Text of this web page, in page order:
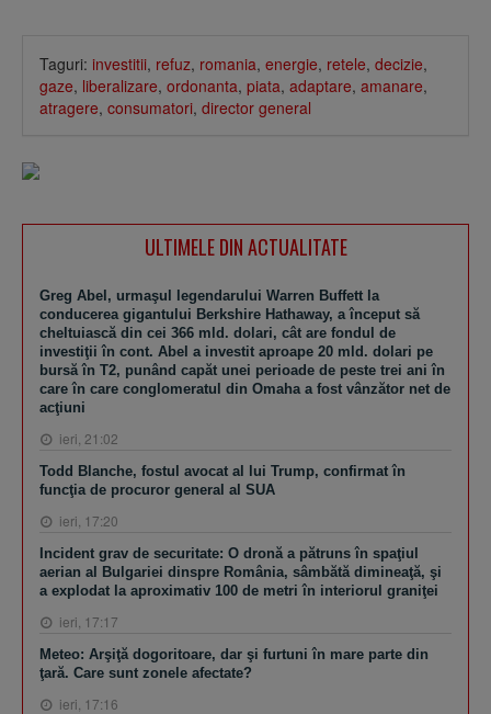
Taguri: investitii, refuz, romania, energie, retele, decizie,
gaze, liberalizare, ordonanta, piata, adaptare, amanare,
atragere, consumatori, director general
ULTIMELE DIN ACTUALITATE
Greg Abel, urmaşul legendarului Warren Buffett la
conducerea gigantului Berkshire Hathaway, a început să
cheltuiască din cei 366 mld. dolari, cât are fondul de
investiţii în cont. Abel a investit aproape 20 mld. dolari pe
bursă în T2, punând capăt unei perioade de peste trei ani în
care în care conglomeratul din Omaha a fost vânzător net de
acţiuni
ieri, 21:02
Todd Blanche, fostul avocat al lui Trump, confirmat în
funcţia de procuror general al SUA
ieri, 17:20
Incident grav de securitate: O dronă a pătruns în spaţiul
aerian al Bulgariei dinspre România, sâmbătă dimineaţă, şi
a explodat la aproximativ 100 de metri în interiorul graniţei
ieri, 17:17
Meteo: Arşiţă dogoritoare, dar şi furtuni în mare parte din
ţară. Care sunt zonele afectate?
ieri, 17:16